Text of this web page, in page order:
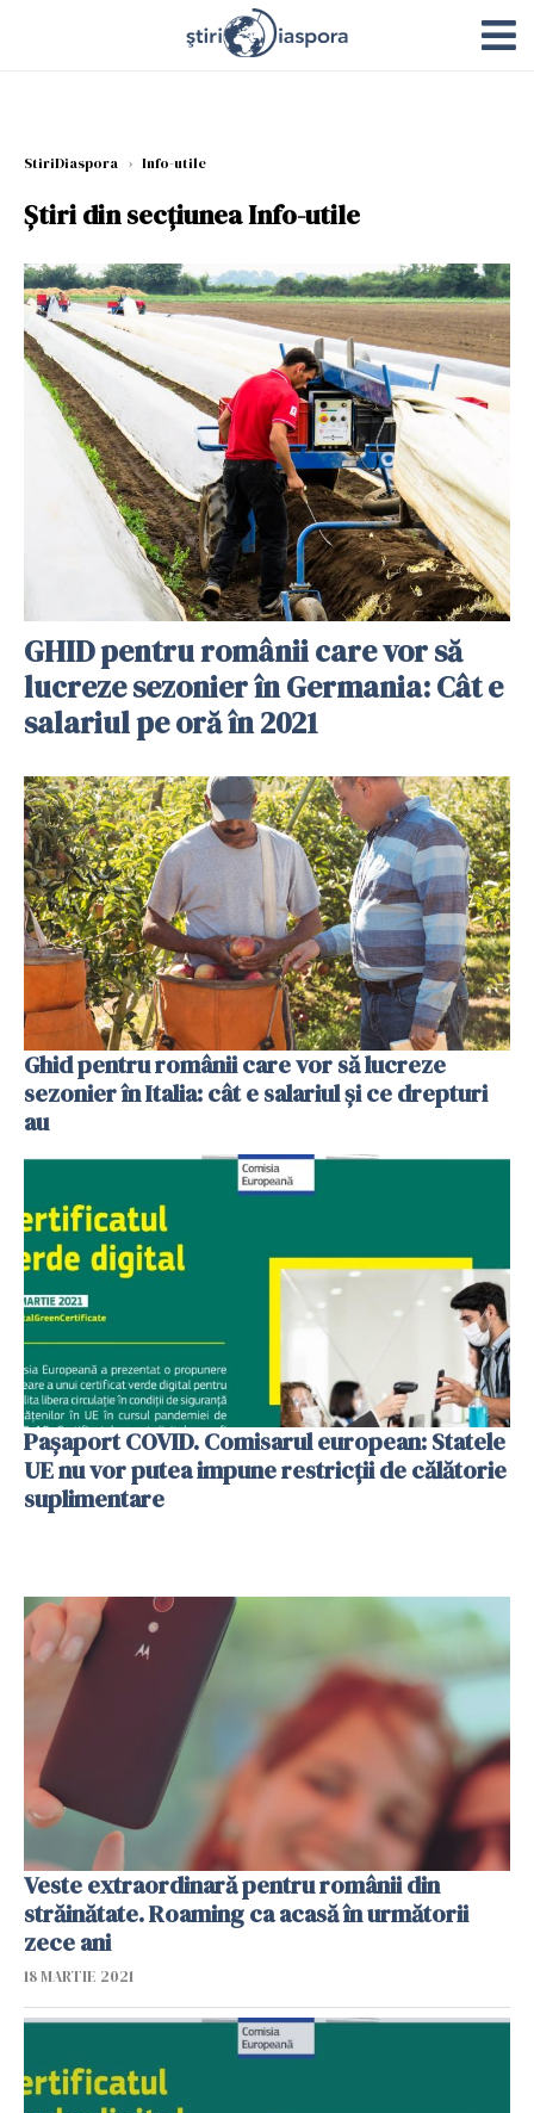
StiriDiaspora › Info-utile
Știri din secțiunea Info-utile
GHID pentru românii care vor să
lucreze sezonier în Germania: Cât e
salariul pe oră în 2021
Ghid pentru românii care vor să lucreze
sezonier în Italia: cât e salariul și ce drepturi
au
Pașaport COVID. Comisarul european: Statele
UE nu vor putea impune restricții de călătorie
suplimentare
Veste extraordinară pentru românii din
străinătate. Roaming ca acasă în următorii
zece ani
18 MARTIE 2021